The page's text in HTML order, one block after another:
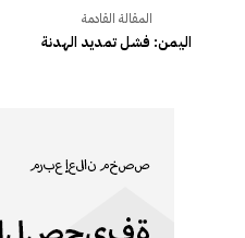
المقالة القادمة
اليمن: فشل تمديد الهدنة